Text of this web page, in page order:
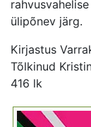
ülipõnev järg.
Kirjastus
Tõlkinud
416 lk